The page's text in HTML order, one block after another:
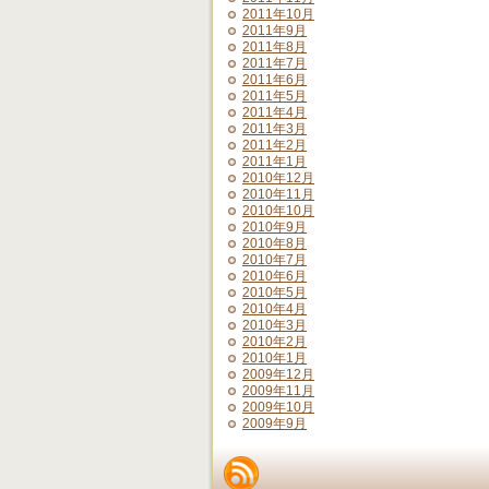
2011年10月
2011年9月
2011年8月
2011年7月
2011年6月
2011年5月
2011年4月
2011年3月
2011年2月
2011年1月
2010年12月
2010年11月
2010年10月
2010年9月
2010年8月
2010年7月
2010年6月
2010年5月
2010年4月
2010年3月
2010年2月
2010年1月
2009年12月
2009年11月
2009年10月
2009年9月